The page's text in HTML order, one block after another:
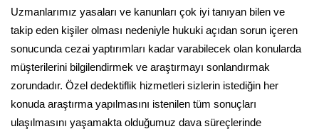
Uzmanlarımız yasaları ve kanunları çok iyi tanıyan bilen ve
takip eden kişiler olması nedeniyle hukuki açıdan sorun içeren
sonucunda cezai yaptırımları kadar varabilecek olan konularda
müşterilerini bilgilendirmek ve araştırmayı sonlandırmak
zorundadır. Özel dedektiflik hizmetleri sizlerin istediğin her
konuda araştırma yapılmasını istenilen tüm sonuçları
ulaşılmasını yaşamakta olduğumuz dava süreçlerinde